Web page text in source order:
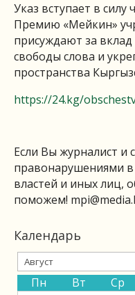
Указ вступает в силу
Премию «Мейкин»
присуждают за
свободы слова и
пространства
https://24.kg/
Если Вы журналист и
правонарушениями
властей и иных лиц,
поможем!
Календарь
Пн Вт Ср